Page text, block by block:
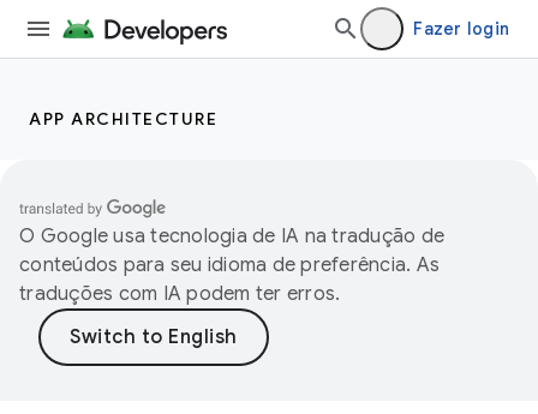
Fazer login
APP ARCHITECTURE
O Google usa tecnologia de IA na tradução de
conteúdos para seu idioma de preferência. As
traduções com IA podem ter erros.